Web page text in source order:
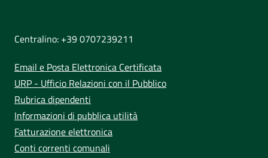
Centralino: +39 0707239211
Email e Posta Elettronica Certificata
URP - Ufficio Relazioni con il Pubblico
Rubrica dipendenti
Informazioni di pubblica utilità
Fatturazione elettronica
Conti correnti comunali